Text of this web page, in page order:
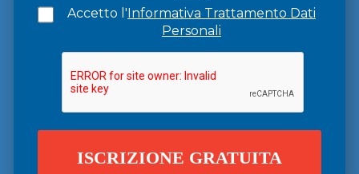
Accetto l'Informativa Trattamento Dati
Personali